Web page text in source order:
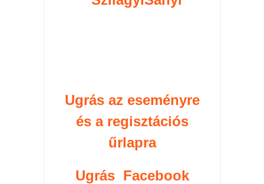
Ugrás az eseményre
és a regisztációs
űrlapra
Ugrás Facebook